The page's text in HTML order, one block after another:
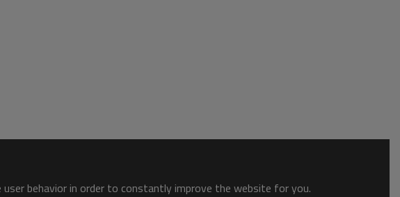
behavior in order to constantly improve the website for you.